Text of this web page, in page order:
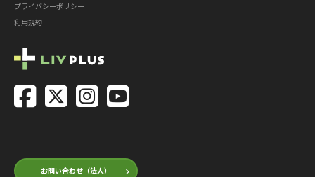
お問い合わせ（法人）
プライバシーポリシー
利用規約